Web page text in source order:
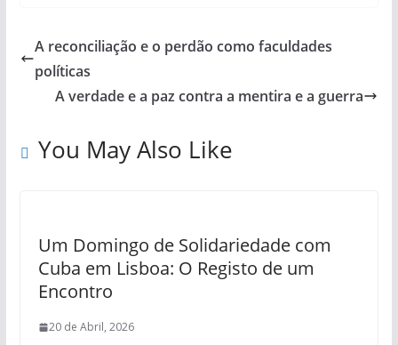
A reconciliação e o perdão como faculdades
políticas
A verdade e a paz contra a mentira e a guerra
You May Also Like
Um Domingo de Solidariedade com
Cuba em Lisboa: O Registo de um
Encontro
20 de Abril, 2026